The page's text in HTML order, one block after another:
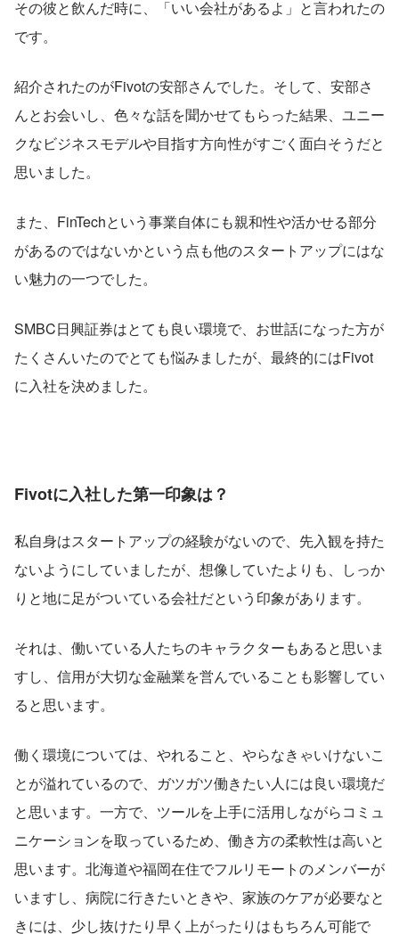
その彼と飲んだ時に、「いい会社があるよ」と言われたの
です。
紹介されたのがFivotの安部さんでした。そして、安部さ
んとお会いし、色々な話を聞かせてもらった結果、ユニー
クなビジネスモデルや目指す方向性がすごく面白そうだと
思いました。
また、FinTechという事業自体にも親和性や活かせる部分
があるのではないかという点も他のスタートアップにはな
い魅力の一つでした。
SMBC日興証券はとても良い環境で、お世話になった方が
たくさんいたのでとても悩みましたが、最終的にはFivot
に入社を決めました。
Fivotに入社した第一印象は？
私自身はスタートアップの経験がないので、先入観を持た
ないようにしていましたが、想像していたよりも、しっか
りと地に足がついている会社だという印象があります。
それは、働いている人たちのキャラクターもあると思いま
すし、信用が大切な金融業を営んでいることも影響してい
ると思います。
働く環境については、やれること、やらなきゃいけないこ
とが溢れているので、ガツガツ働きたい人には良い環境だ
と思います。一方で、ツールを上手に活用しながらコミュ
ニケーションを取っているため、働き方の柔軟性は高いと
思います。北海道や福岡在住でフルリモートのメンバーが
いますし、病院に行きたいときや、家族のケアが必要なと
きには、少し抜けたり早く上がったりはもちろん可能で